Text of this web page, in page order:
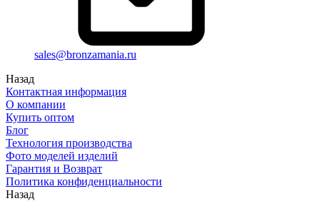
sales@bronzamania.ru
Назад
Контактная информация
О компании
Купить оптом
Блог
Технология производства
Фото моделей изделий
Гарантия и Возврат
Политика конфиденциальности
Назад